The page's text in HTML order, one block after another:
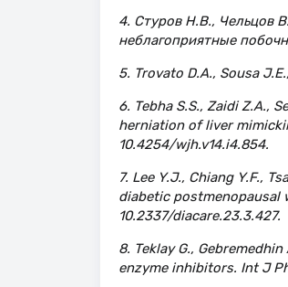
4. Стуров Н.В., Чельцов
неблагоприятные
5. Trovato D.A., Sousa
6. Tebha S.S., Zaidi Z.A.,
herniation of liver
10.4254/wjh.v14.i4.854.
7. Lee Y.J., Chiang Y.F.,
diabetic postmenopausal
10.2337/diacare.23.3.427.
8. Teklay G.,
enzyme inhibitors. Int J